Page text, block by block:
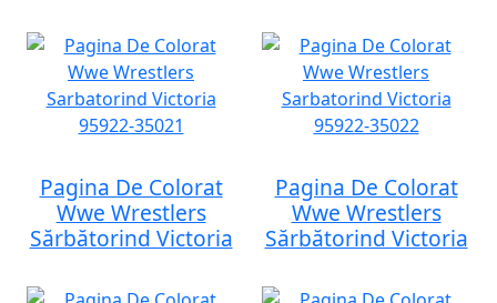
Pagina De Colorat
Wwe Wrestlers
Sărbătorind Victoria
Pagina De Colorat
Wwe Wrestlers
Sărbătorind Victoria